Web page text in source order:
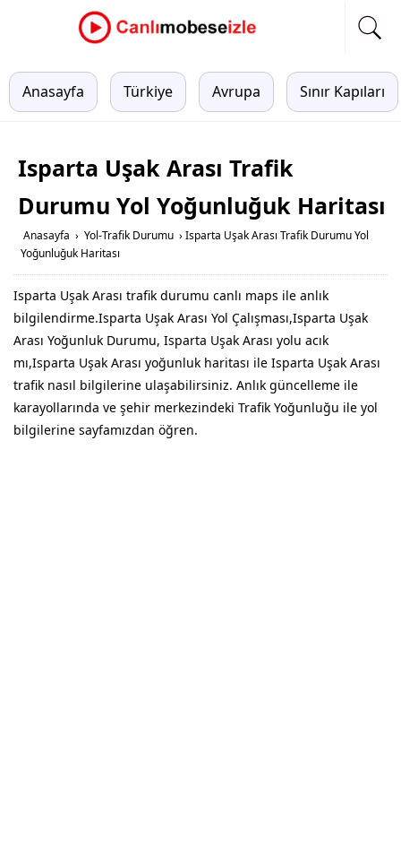
Anasayfa Türkiye Avrupa Sınır Kapıları
Isparta Uşak Arası Trafik
Durumu Yol Yoğunluğuk Haritası
Anasayfa › Yol-Trafik Durumu › Isparta Uşak Arası Trafik Durumu Yol
Yoğunluğuk Haritası
Isparta Uşak Arası trafik durumu canlı maps ile anlık
bilgilendirme.Isparta Uşak Arası Yol Çalışması,Isparta Uşak
Arası Yoğunluk Durumu, Isparta Uşak Arası yolu acık
mı,Isparta Uşak Arası yoğunluk haritası ile Isparta Uşak Arası
trafik nasıl bilgilerine ulaşabilirsiniz. Anlık güncelleme ile
karayollarında ve şehir merkezindeki Trafik Yoğunluğu ile yol
bilgilerine sayfamızdan öğren.